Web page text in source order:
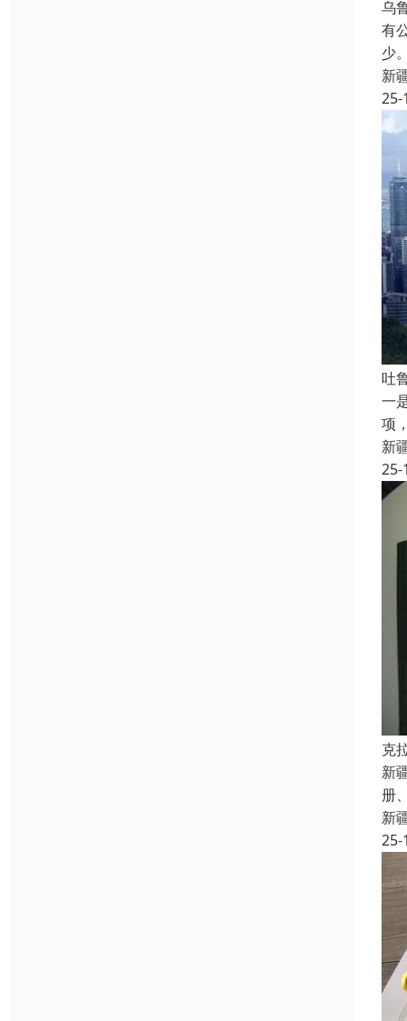
乌
有
少
新
25-
吐
一
项
新
25-
克
新
册
新
25-